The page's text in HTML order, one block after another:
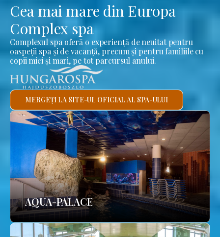
Cea mai mare din Europa
Complex spa
Complexul spa oferă o experiență de neuitat pentru
oaspeții spa și de vacanță, precum și pentru familiile cu
copii mici și mari, pe tot parcursul anului.
MERGEȚI LA SITE-UL OFICIAL AL SPA-ULUI
AQUA-PALACE